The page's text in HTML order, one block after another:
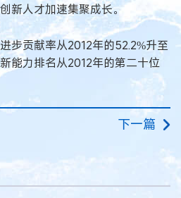
新人才加速集聚成长。
步贡献率从2012年的52.2%升至
能力排名从2012年的第二十位
下一篇